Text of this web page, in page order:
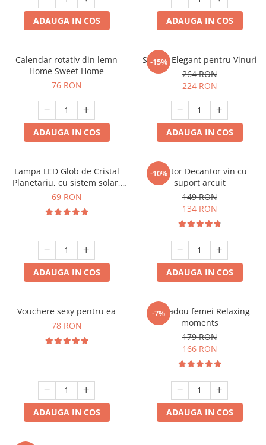
ADAUGA IN COS ADAUGA IN COS
Calendar rotativ din lemn
Home Sweet Home
76 RON
ADAUGA IN COS
-15%
Suport Elegant pentru Vinuri
264 RON
224 RON
ADAUGA IN COS
Lampa LED Glob de Cristal
Planetariu, cu sistem solar,
cadou captivant
69 RON
ADAUGA IN COS
-10%
Aerator Decantor vin cu
suport arcuit
149 RON
134 RON
ADAUGA IN COS
Vouchere sexy pentru ea
78 RON
ADAUGA IN COS
-7%
Set cadou femei Relaxing
moments
179 RON
166 RON
ADAUGA IN COS